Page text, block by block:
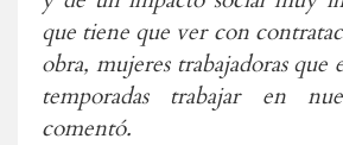
que tiene que ver con
obra, mujeres trabajadoras que
temporadas trabajar en
comentó.